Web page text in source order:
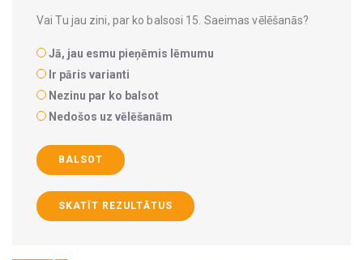
Vai Tu jau zini, par ko balsosi 15. Saeimas vēlēšanās?
Jā, jau esmu pieņēmis lēmumu
Ir pāris varianti
Nezinu par ko balsot
Nedošos uz vēlēšanām
BALSOT
SKATĪT REZULTĀTUS